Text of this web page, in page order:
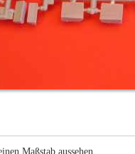
Maßstab aussehen.